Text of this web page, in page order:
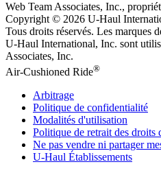
Web Team Associates, Inc.,
Copyright © 2026 U-Haul
Tous droits réservés. Les marques
U-Haul International, Inc. sont
Associates, Inc.
Air-Cushioned Ride®
Arbitrage
Politique de confidentialité
Modalités d'utilisation
Politique de retrait des droits
Ne pas vendre ni partager
U-Haul Établissements